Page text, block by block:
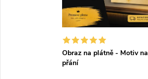
Obraz na plátně - Motiv na
přání